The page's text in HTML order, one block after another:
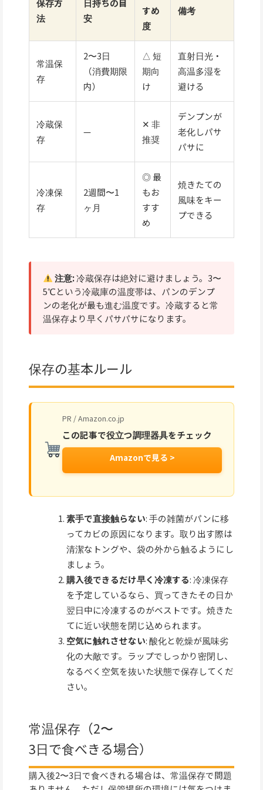
法
安
すめ
度
備考
常温保
存
2〜3日
（消費期限
内）
△ 短
期向
け
直射日光・
高温多湿を
避ける
冷蔵保
存
—
✕ 非
推奨
デンプンが
老化しパサ
パサに
冷凍保
存
2週間〜1
ヶ月
◎ 最
もお
すす
め
焼きたての
風味をキー
プできる
注意:冷蔵保存は絶対に避けましょう。3〜
5℃という冷蔵庫の温度帯は、パンのデンプ
ンの老化が最も進む温度です。冷蔵すると常
温保存より早くパサパサになります。
保存の基本ルール
PR / Amazon.co.jp
この記事で役立つ調理器具をチェック
Amazonで見る >
素手で直接触らない: 手の雑菌がパンに移
ってカビの原因になります。取り出す際は
清潔なトングや、袋の外から触るようにし
ましょう。
購入後できるだけ早く冷凍する: 冷凍保存
を予定しているなら、買ってきたその日か
翌日中に冷凍するのがベストです。焼きた
てに近い状態を閉じ込められます。
空気に触れさせない: 酸化と乾燥が風味劣
化の大敵です。ラップでしっかり密閉し、
なるべく空気を抜いた状態で保存してくだ
さい。
常温保存（2〜
3日で食べきる場合）
購入後2〜3日で食べきれる場合は、常温保存で問題